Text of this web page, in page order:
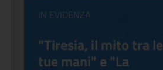
IN EVIDENZA
"Tiresia, il mito tra le
tue mani" e "La